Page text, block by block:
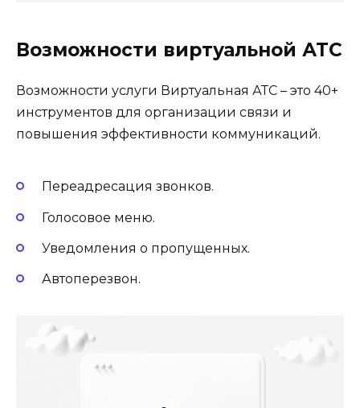
Возможности виртуальной АТС
Возможности услуги Виртуальная АТС – это 40+
инструментов для организации связи и
повышения эффективности коммуникаций.
Переадресация звонков.
Голосовое меню.
Уведомления о пропущенных.
Автоперезвон.